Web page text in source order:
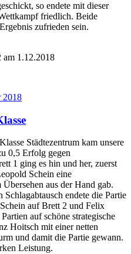
so endete mit dieser
friedlich. Beide
zufrieden sein.
am 1.12.2018
2018
Städtezentrum kam unsere
0,5 Erfolg gegen
1 ging es hin und her, zuerst
Schein eine
aus der Hand gab.
endete die Partie
auf Brett 2 und Felix
auf schöne strategische
Hoitsch mit einer netten
und damit die Partie gewann.
Leistung.